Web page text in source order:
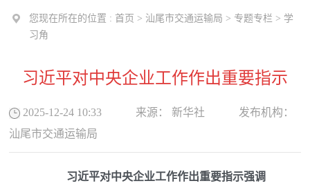
您现在所在的位置 : 首页 > 汕尾市交通运输局 > 专题专栏 > 学
习角
习近平对中央企业工作作出重要指示
2025-12-24 10:33 来源：新华社
发布机构：
汕尾市交通运输局
习近平对中央企业工作作出重要指示强调